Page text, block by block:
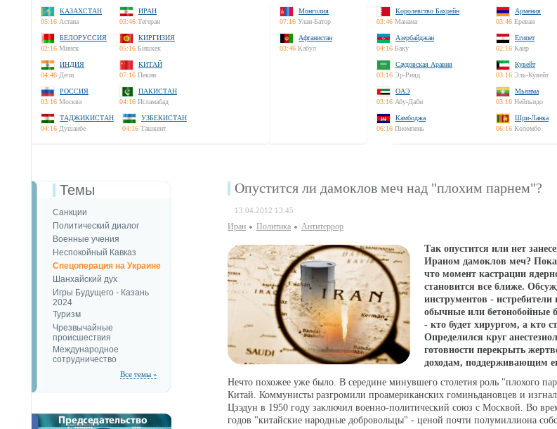
КАЗАХСТАН
05:16 Астана
ИРАН
03:46 Тегеран
БЕЛОРУССИЯ
02:16 Минск
КИРГИЗИЯ
05:16 Бишкек
ИНДИЯ
04:46 Дели
КИТАЙ
07:16 Пекин
РОССИЯ
03:16 Москва
ПАКИСТАН
04:16 Исламабад
ТАДЖИКИСТАН
04:16 Душанбе
УЗБЕКИСТАН
04:16 Ташкент
Монголия
07:16 Улан-Батор
Афганистан
03:46 Кабул
Королевство Бахрейн
03:46 Манама
Армения
03:46 Ереван
Азербайджан
04:16 Баку
Египет
02:16 Каир
Саудовская Аравия
03:16 Эр-Рияд
Кувейт
03:16 Эль-Кувейт
ОАЭ
03:16 Абу-Даби
Мьянма
03:16 Нейпьидо
Камбоджа
06:16 Пномпень
Шри-Ланка
06:16 Коломбо
Темы
Санкции
Политический диалог
Военные учения
Неспокойный Кавказ
Спецоперация на Украине
Шанхайский дух
Игры Будущего - Казань
2024
Туризм
Чрезвычайные
происшествия
Международное
сотрудничество
Все темы »
Опустится ли дамоклов меч над "плохим парнем"?
13.04.2012 13:45
Иран Политика Антитеррор
Так опустится или нет
Ираном дамоклов меч?
что момент кастрации
становится все ближе.
инструментов -
обычные или бетонобойные
- кто будет хирургом, а кто
Определился круг
готовности перекрыть
доходам, поддерживающим
Нечто похожее уже было. В середине минувшего столетия роль "плохого
Китай. Коммунисты разгромили проамериканских гоминьдановцев и
Цзэдун в 1950 году заключил военно-политический союз с Москвой. Во
годов "китайские народные добровольцы" - ценой почти полумиллиона